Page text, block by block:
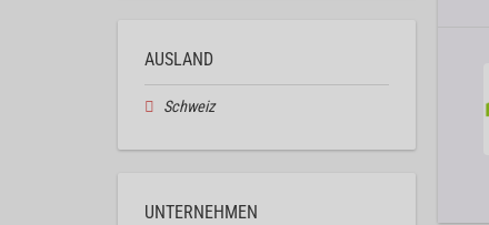
AUSLAND
Schweiz
UNTERNEHMEN